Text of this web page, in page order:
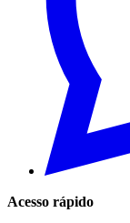
Acesso rápido